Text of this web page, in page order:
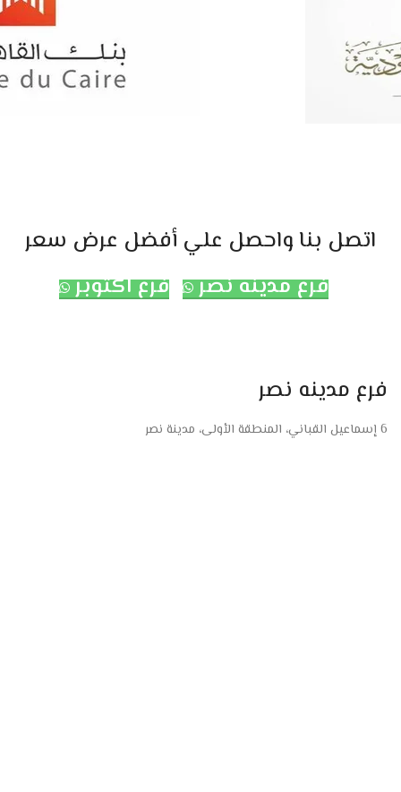
اتصل بنا واحصل علي أفضل عرض سعر
فرع مدينه نصر
فرع اكتوبر
فرع مدينه نصر
6 إسماعيل القباني، المنطقة الأولى، مدينة نصر